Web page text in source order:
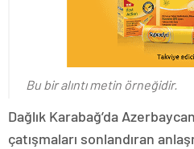
Bu bir alıntı metin örneğidir.
Dağlık Karabağ’da
çatışmaları sonlandıran